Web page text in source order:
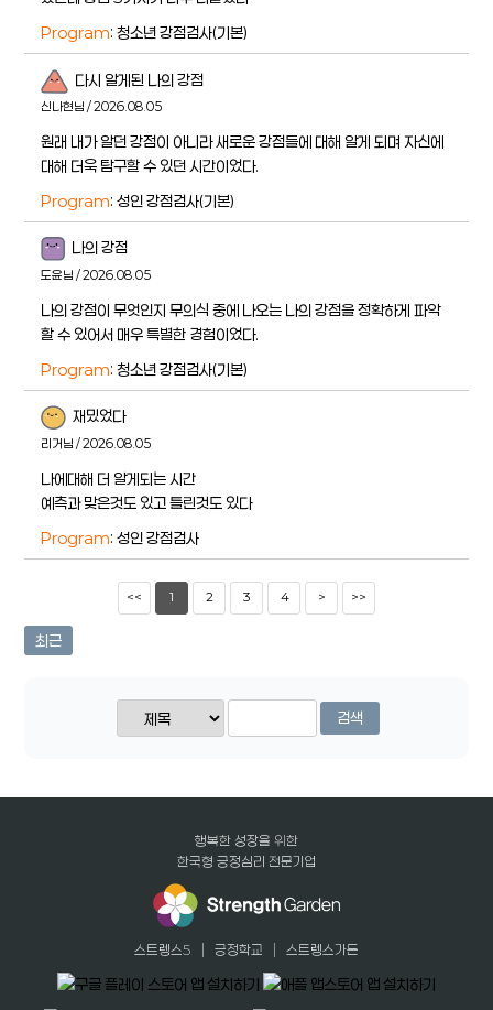
Program: 청소년 강점검사(기본)
다시 알게된 나의 강점
신나현님 / 2026.08.05
원래 내가 알던 강점이 아니라 새로운 강점들에 대해 알게 되며 자신에
대해 더욱 탐구할 수 있던 시간이었다.
Program: 성인 강점검사(기본)
나의 강점
도윤님 / 2026.08.05
나의 강점이 무엇인지 무의식 중에 나오는 나의 강점을 정확하게 파악
할 수 있어서 매우 특별한 경험이었다.
Program: 청소년 강점검사(기본)
재밌었다
리거님 / 2026.08.05
나에대해 더 알게되는 시간
예측과 맞은것도 있고 틀린것도 있다
Program: 성인 강점검사
<< 1 2 3 4 > >>
최근
검색
행복한 성장을 위한
한국형 긍정심리 전문기업
스트렝스5 | 긍정학교 | 스트렝스가든